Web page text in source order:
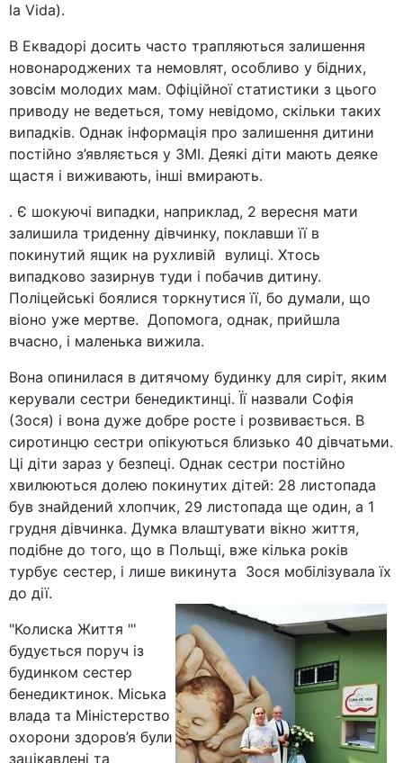
la Vida).
В Еквадорі досить часто трапляються залишення
новонароджених та немовлят, особливо у бідних,
зовсім молодих мам. Офіційної статистики з цього
приводу не ведеться, тому невідомо, скільки таких
випадків. Однак інформація про залишення дитини
постійно з’являється у ЗМІ. Деякі діти мають деяке
щастя і виживають, інші вмирають.
. Є шокуючі випадки, наприклад, 2 вересня мати
залишила триденну дівчинку, поклавши її в
покинутий ящик на рухливій вулиці. Хтось
випадково зазирнув туди і побачив дитину.
Поліцейські боялися торкнутися її, бо думали, що
віоно уже мертве. Допомога, однак, прийшла
вчасно, і маленька вижила.
Вона опинилася в дитячому будинку для сиріт, яким
керували сестри бенедиктинці. Її назвали Софія
(Зося) і вона дуже добре росте і розвивається. В
сиротинцю сестри опікуються близько 40 дівчатьми.
Ці діти зараз у безпеці. Однак сестри постійно
хвилюються долею покинутих дітей: 28 листопада
був знайдений хлопчик, 29 листопада ще один, а 1
грудня дівчинка. Думка влаштувати вікно життя,
подібне до того, що в Польщі, вже кілька років
турбує сестер, і лише викинута Зося мобілізувала їх
до дії.
"Колиска Життя "'
будується поруч із
будинком сестер
бенедиктинок. Міська
влада та Міністерство
охорони здоров’я були
зацікавлені та